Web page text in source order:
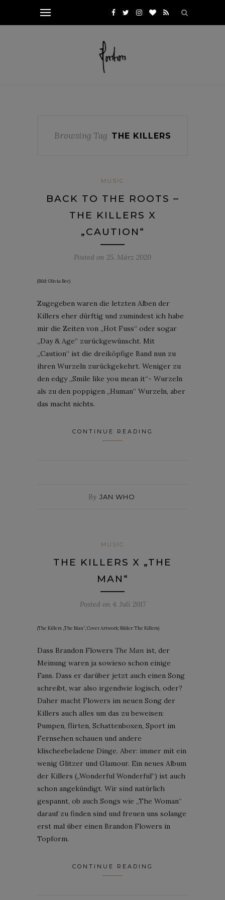
Browsing Tag THE KILLERS
MUSIC
BACK TO THE ROOTS –
THE KILLERS X
„CAUTION“
Posted on 25. März 2020
(Bild: Olivia Bee)
Zugegeben waren die letzten Alben der
Killers eher dürftig und zumindest ich habe
mir die Zeiten von „Hot Fuss“ oder sogar
„Day & Age“ zurückgewünscht. Mit
„Caution“ ist die dreiköpfige Band nun zu
ihren Wurzeln zurückgekehrt. Weniger zu
den edgy „Smile like you mean it“- Wurzeln
als zu den poppigen „Human“ Wurzeln, aber
das macht nichts.
CONTINUE READING
By JAN WHO
MUSIC
THE KILLERS X „THE
MAN“
Posted on 4. Juli 2017
(The Killers „The Man“, Cover Artwork; Bilder: The Killers)
Dass Brandon Flowers The Man ist, der
Meinung waren ja sowieso schon einige
Fans. Dass er darüber jetzt auch einen Song
schreibt, war also irgendwie logisch, oder?
Daher macht Flowers im neuen Song der
Killers auch alles um das zu beweisen:
Pumpen, flirten, Schattenboxen, Sport im
Fernsehen schauen und andere
klischeebeladene Dinge. Aber: immer mit ein
wenig Glitzer und Glamour. Ein neues Album
der Killers („Wonderful Wonderful“) ist auch
schon angekündigt. Wir sind natürlich
gespannt, ob auch Songs wie „The Woman“
darauf zu finden sind und freuen uns solange
erst mal über einen Brandon Flowers in
Topform.
CONTINUE READING